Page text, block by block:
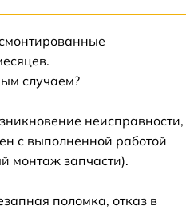
случаем?
неисправности,
с выполненной работой
монтаж запчасти).
поломка, отказ в